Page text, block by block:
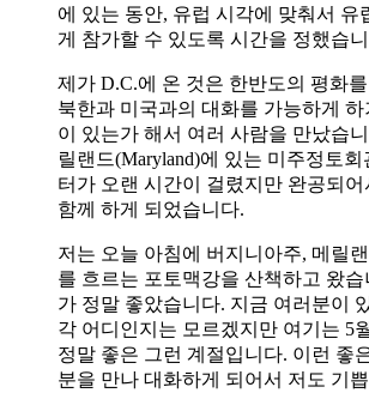
에 있는 동안, 유럽 시각에 맞춰서 유
게 참가할 수 있도록 시간을 정했습
제가 D.C.에 온 것은 한반도의 평화를
북한과 미국과의 대화를 가능하게 하
이 있는가 해서 여러 사람을 만났습
릴랜드(Maryland)에 있는 미주정토회
터가 오랜 시간이 걸렸지만 완공되어
함께 하게 되었습니다.
저는 오늘 아침에 버지니아주, 메릴
를 흐르는 포토맥강을 산책하고 왔습
가 정말 좋았습니다. 지금 여러분이
각 어디인지는 모르겠지만 여기는 5
정말 좋은 그런 계절입니다. 이런 좋
분을 만나 대화하게 되어서 저도 기